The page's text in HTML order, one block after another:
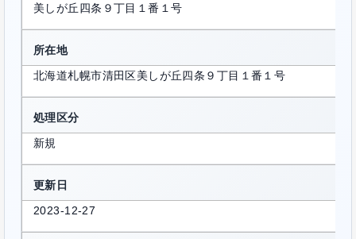
美しが丘四条９丁目１番１号
所在地
北海道札幌市清田区美しが丘四条９丁目１番１号
処理区分
新規
更新日
2023-12-27